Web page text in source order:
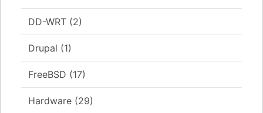
DD-WRT (2)
Drupal (1)
FreeBSD (17)
Hardware (29)